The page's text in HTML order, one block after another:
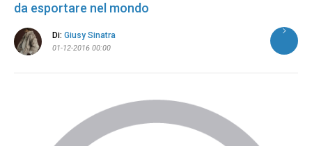
da esportare nel mondo
Di: Giusy Sinatra
01-12-2016 00:00